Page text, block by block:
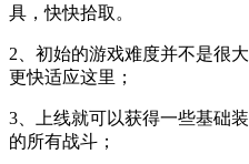
具，快快拾取。
2、初始的游戏难度并不是很
更快适应这里；
3、上线就可以获得一些基础
的所有战斗；